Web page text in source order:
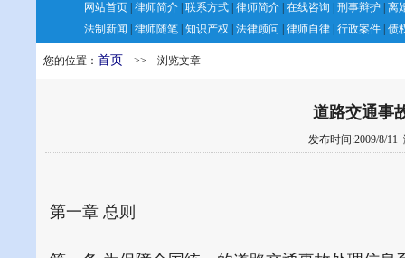
网站首页 律师简介 联系方式 律师简介| 在线咨询 刑事辩护
离
法制新闻
律师随笔 知识产权 法律顾问 律师自律 行政案件 债
您的位置： 首页 >> 浏览文章
道路交通事
发布时间:2009/8/11
第一章 总则